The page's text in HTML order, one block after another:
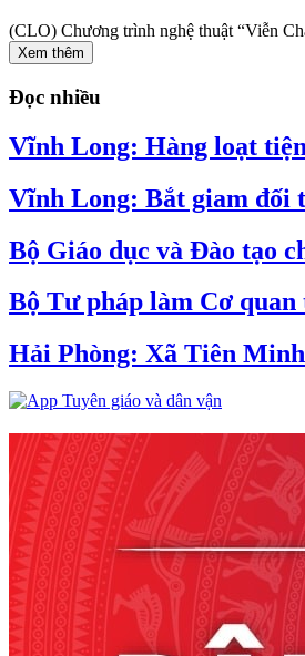
(CLO) Chương trình nghệ thuật “Viễn
Xem thêm
Đọc nhiều
Vĩnh Long: Hàng loạt
Vĩnh Long: Bắt giam đối
Bộ Giáo dục và Đào tạo
Bộ Tư pháp làm Cơ
Hải Phòng: Xã Tiên